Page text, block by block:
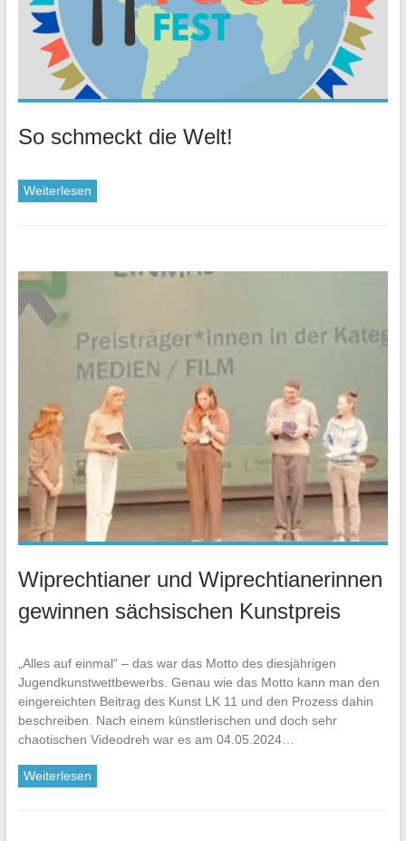
So schmeckt die Welt!
Weiterlesen
Wiprechtianer und Wiprechtianerinnen
gewinnen sächsischen Kunstpreis
„Alles auf einmal“ – das war das Motto des diesjährigen
Jugendkunstwettbewerbs. Genau wie das Motto kann man den
eingereichten Beitrag des Kunst LK 11 und den Prozess dahin
beschreiben. Nach einem künstlerischen und doch sehr
chaotischen Videodreh war es am 04.05.2024…
Weiterlesen